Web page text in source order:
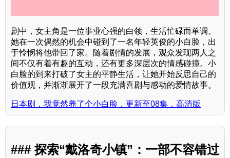
剧中，女主角是一位事业心强的白领，生活忙碌而单调。
她在一次偶然的机会中碰到了一名年轻英俊的小白脸，出
于怜悯将他带回了家。随着剧情的发展，观众发现两人之
间不仅有着有趣的互动，还有更多深层次的情感碰撞。小
白脸的到来打破了女主的平静生活，让她开始反思自己的
价值观，并渐渐展开了一段充满喜剧与感动的爱情故事。
日本剧，我竟然养了个小白脸，更新至08集，高清版
### 探索“戴洛奇小镇”：一部不容错过